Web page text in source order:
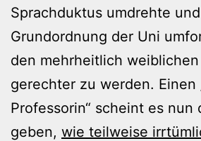
Sprachduktus umdrehte
Grundordnung der Uni
den mehrheitlich
gerechter zu werden. Einen
Professorin“ scheint es nun
geben, wie teilweise